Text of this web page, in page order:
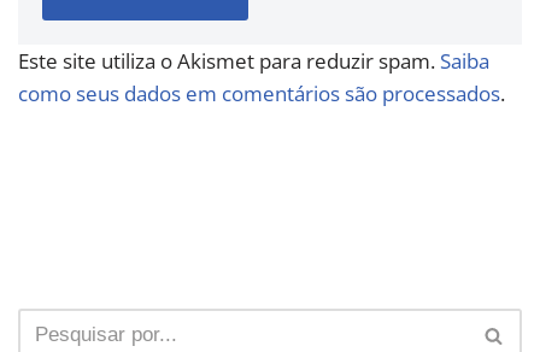
Este site utiliza o Akismet para reduzir spam. Saiba
como seus dados em comentários são processados.